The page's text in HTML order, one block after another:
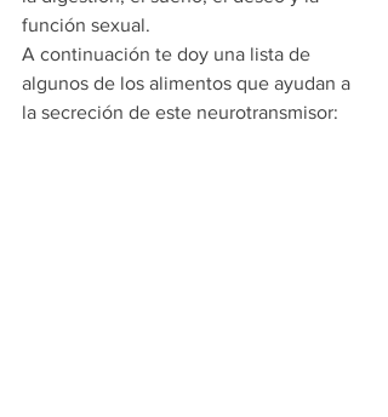
función sexual.
A continuación te doy una lista de
algunos de los alimentos que ayudan a
la secreción de este neurotransmisor: